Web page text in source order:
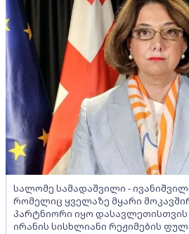
სალომე სამადაშვილი -
რომელიც ყველაზე მყარი
პარტნიორი იყო დასავლეთისთვის
ირანის სისხლიანი რეჟიმების